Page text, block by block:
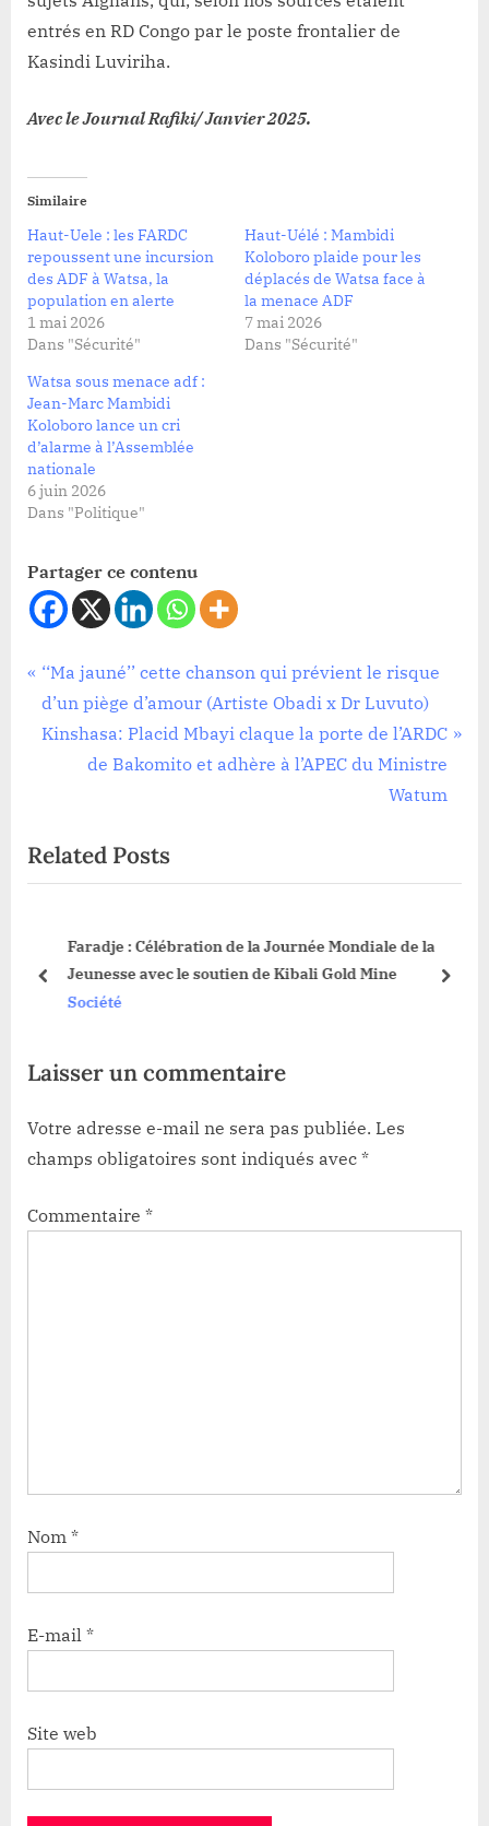
entrés en RD Congo par le poste frontalier de
Kasindi Luviriha.
Avec le Journal Rafiki/ Janvier 2025.
Similaire
Haut-Uele : les FARDC
repoussent une incursion
des ADF à Watsa, la
population en alerte
1 mai 2026
Dans "Sécurité"
Haut-Uélé : Mambidi
Koloboro plaide pour les
déplacés de Watsa face à
la menace ADF
7 mai 2026
Dans "Sécurité"
Watsa sous menace adf :
Jean-Marc Mambidi
Koloboro lance un cri
d’alarme à l’Assemblée
nationale
6 juin 2026
Dans "Politique"
Partager ce contenu
Société
Navigation
de
l’article
P
r
e
u
s
s
‘‘Ma jauné’’ cette chanson qui prévient le risque
d’un piège d’amour (Artiste Obadi x Dr Luvuto)
N
P
o
:
Kinshasa: Placid Mbayi claque la porte de l’ARDC
de Bakomito et adhère à l’APEC du Ministre
Watum
Related Posts
Faradje : Célébration de la Journée Mondiale de la
Jeunesse avec le soutien de Kibali Gold Mine
Société
prev next
Laisser un commentaire
Votre adresse e-mail ne sera pas publiée. Les
champs obligatoires sont indiqués avec *
Commentaire *
Nom *
E-mail *
Site web